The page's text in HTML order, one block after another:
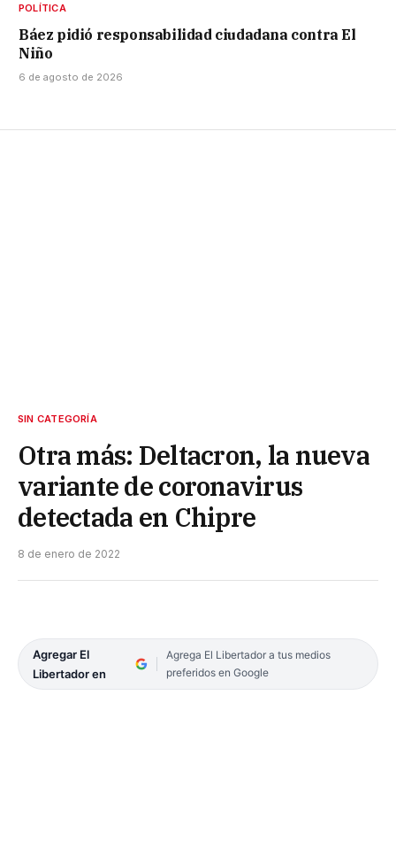
POLÍTICA
Báez pidió responsabilidad ciudadana contra El
Niño
6 de agosto de 2026
SIN CATEGORÍA
Otra más: Deltacron, la nueva
variante de coronavirus
detectada en Chipre
8 de enero de 2022
Agregar El
Libertador en
Agrega El Libertador a tus medios
preferidos en Google